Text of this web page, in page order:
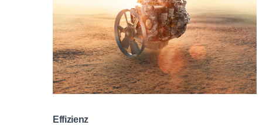
Effizienz